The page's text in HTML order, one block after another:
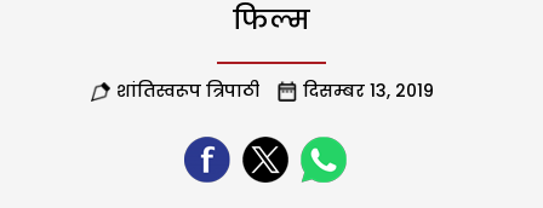
फिल्म
शांतिस्वरूप त्रिपाठी दिसम्बर 13, 2019